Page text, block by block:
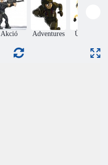
Tizenegy
tizenegy
Akció Adventures Ügyesség